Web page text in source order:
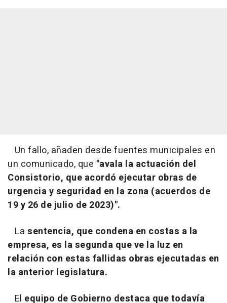
Un fallo, añaden desde fuentes municipales en
un comunicado, que "avala la actuación del
Consistorio, que acordó ejecutar obras de
urgencia y seguridad en la zona (acuerdos de
19 y 26 de julio de 2023)".
La sentencia, que condena en costas a la
empresa, es la segunda que ve la luz en
relación con estas fallidas obras ejecutadas en
la anterior legislatura.
El equipo de Gobierno destaca que todavía